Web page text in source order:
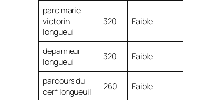
parc marie
victorin
longueuil
320 Faible
depanneur
longueuil
320 Faible
parcours du
cerf longueuil
260 Faible